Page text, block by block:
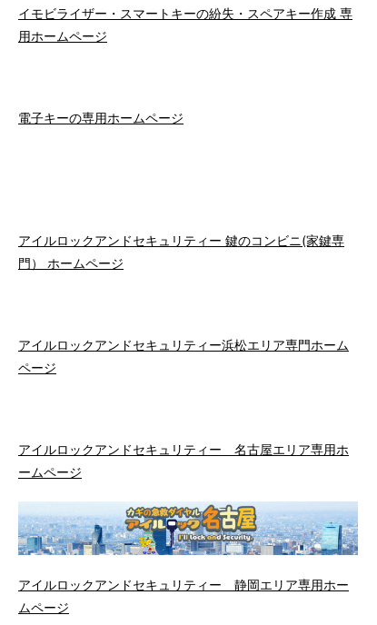
イモビライザー・スマートキーの紛失・スペアキー作成 専
用ホームページ
電子キーの専用ホームページ
アイルロックアンドセキュリティー 鍵のコンビニ(家鍵専
門） ホームページ
アイルロックアンドセキュリティー浜松エリア専門ホーム
ページ
アイルロックアンドセキュリティー 名古屋エリア専用ホ
ームページ
アイルロックアンドセキュリティー 静岡エリア専用ホー
ムページ